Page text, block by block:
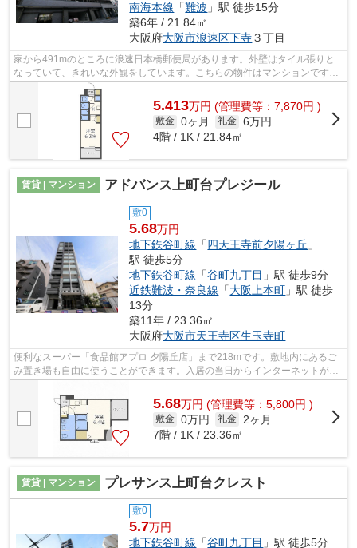
南海本線 「難波 」駅 徒歩15分
築6年 / 21.84㎡
大阪府大阪市浪速区下寺３丁目
家から491mのところに浪速日本橋郵便局があります。外壁はタイル張りと
なっていて、きれいな外観をしています。こちらの物件はマンションです。
ご利用可能な駅が2つあり、行き先に応じ...
5.413万円 (管理費等：7,870円 )
敷金 0ヶ月 礼金 6万円
4階 / 1K / 21.84㎡
賃貸 | マンション アドバンス上町台プレジール
敷0
5.68万円
地下鉄谷町線 「四天王寺前夕陽ヶ丘 」
駅 徒歩5分
地下鉄谷町線 「谷町九丁目 」駅 徒歩9分
近鉄難波・奈良線 「大阪上本町 」駅 徒歩
13分
築11年 / 23.36㎡
大阪府大阪市天王寺区生玉寺町
便利なスーパー「食品館アプロ 夕陽丘店」まで218mです。敷地内にあるご
み置き場も自由に使うことができます。入居の当日からインターネットが使
5.68万円 (管理費等：5,800円 )
敷金 0万円 礼金
2ヶ月
7階 / 1K / 23.36㎡
賃貸 | マンション プレサンス上町台クレスト
敷0
5.7万円
地下鉄谷町線 「谷町九丁目 」駅 徒歩5分